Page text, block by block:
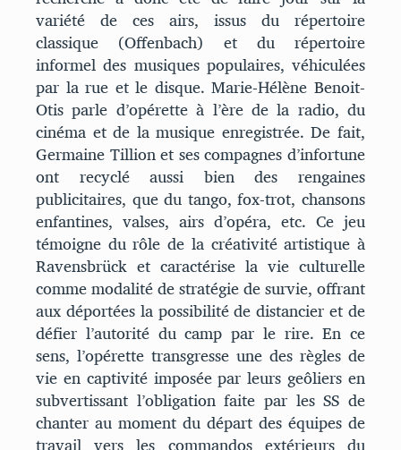
variété de ces airs, issus du répertoire
classique (Offenbach) et du répertoire
informel des musiques populaires, véhiculées
par la rue et le disque. Marie-Hélène Benoit-
Otis parle d’opérette à l’ère de la radio, du
cinéma et de la musique enregistrée. De fait,
Germaine Tillion et ses compagnes d’infortune
ont recyclé aussi bien des rengaines
publicitaires, que du tango, fox-trot, chansons
enfantines, valses, airs d’opéra, etc. Ce jeu
témoigne du rôle de la créativité artistique à
Ravensbrück et caractérise la vie culturelle
comme modalité de stratégie de survie, offrant
aux déportées la possibilité de distancier et de
défier l’autorité du camp par le rire. En ce
sens, l’opérette transgresse une des règles de
vie en captivité imposée par leurs geôliers en
subvertissant l’obligation faite par les SS de
chanter au moment du départ des équipes de